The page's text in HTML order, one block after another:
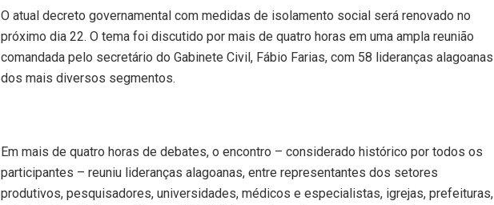
O atual decreto governamental com medidas de isolamento social será renovado no
próximo dia 22. O tema foi discutido por mais de quatro horas em uma ampla reunião
comandada pelo secretário do Gabinete Civil, Fábio Farias, com 58 lideranças alagoanas
dos mais diversos segmentos.
Em mais de quatro horas de debates, o encontro – considerado histórico por todos os
participantes – reuniu lideranças alagoanas, entre representantes dos setores
produtivos, pesquisadores, universidades, médicos e especialistas, igrejas, prefeituras,